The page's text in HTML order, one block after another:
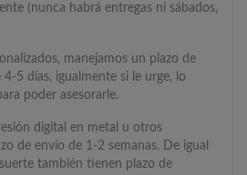
(nunca habrá entregas ni sábados,
manejamos un plazo de
5 días, igualmente si le urge, lo
poder asesorarle.
digital en metal u otros
de envío de 1-2 semanas. De igual
también tienen plazo de